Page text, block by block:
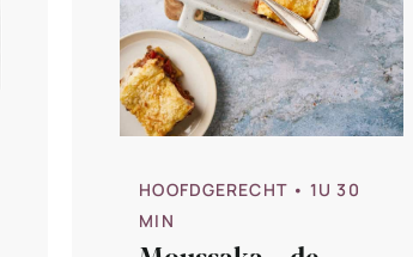
HOOFDGERECHT • 1U 30
MIN